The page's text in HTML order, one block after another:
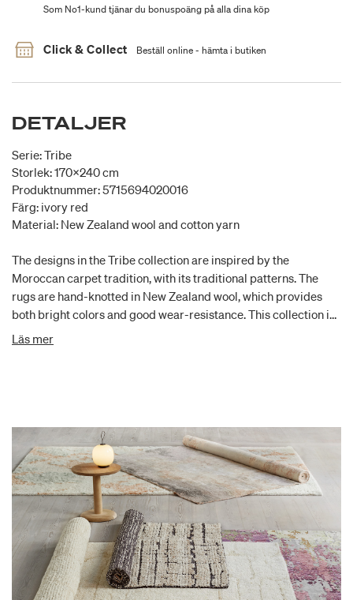
Som No1-kund tjänar du bonuspoäng på alla dina köp
Click & Collect Beställ online - hämta i butiken
DETALJER
Serie: Tribe
Storlek: 170x240 cm
Produktnummer: 5715694020016
Färg: ivory red
Material: New Zealand wool and cotton yarn
The designs in the Tribe collection are inspired by the
Moroccan carpet tradition, with its traditional patterns. The
rugs are hand-knotted in New Zealand wool, which provides
both bright colors and good wear-resistance. This collection is
available in a wide range of designs and sizes.
Läs mer